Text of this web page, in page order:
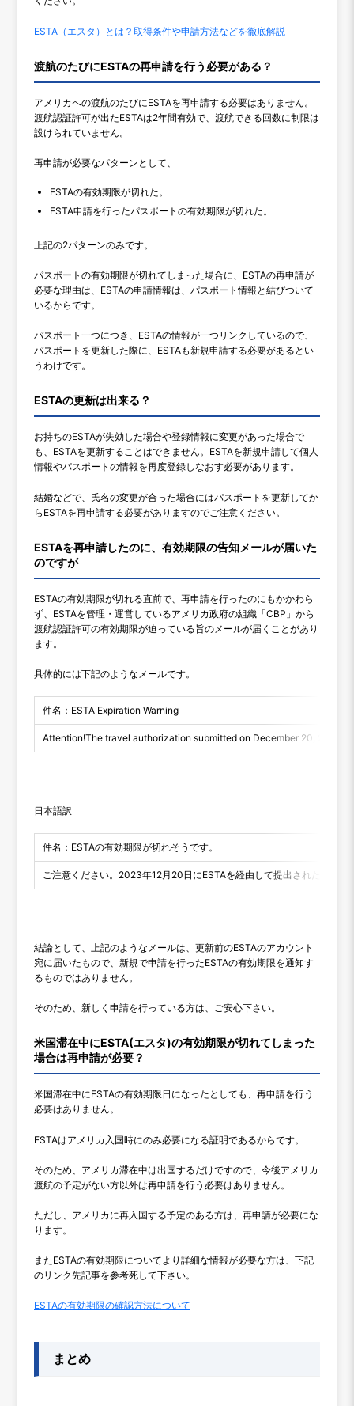
ESTA（エスタ）とは？取得条件や申請方法などを徹底解説
渡航のたびにESTAの再申請を行う必要がある？
アメリカへの渡航のたびにESTAを再申請する必要はありません。
渡航認証許可が出たESTAは2年間有効で、渡航できる回数に制限は
設けられていません。
再申請が必要なパターンとして、
ESTAの有効期限が切れた。
ESTA申請を行ったパスポートの有効期限が切れた。
上記の2パターンのみです。
パスポートの有効期限が切れてしまった場合に、ESTAの再申請が
必要な理由は、ESTAの申請情報は、パスポート情報と結びついて
いるからです。
パスポート一つにつき、ESTAの情報が一つリンクしているので、
パスポートを更新した際に、ESTAも新規申請する必要があるとい
うわけです。
ESTAの更新は出来る？
お持ちのESTAが失効した場合や登録情報に変更があった場合で
も、ESTAを更新することはできません。ESTAを新規申請して個人
情報やパスポートの情報を再度登録しなおす必要があります。
結婚などで、氏名の変更が合った場合にはパスポートを更新してか
らESTAを再申請する必要がありますのでご注意ください。
ESTAを再申請したのに、有効期限の告知メールが届いた
のですが
ESTAの有効期限が切れる直前で、再申請を行ったのにもかかわら
ず、ESTAを管理・運営しているアメリカ政府の組織「CBP」から
渡航認証許可の有効期限が迫っている旨のメールが届くことがあり
ます。
具体的には下記のようなメールです。
件名：ESTA Expiration Warning
Attention!The travel authorization submitted on December 20, 2023
日本語訳
件名：ESTAの有効期限が切れそうです。
ご注意ください。2023年12月20日にESTAを経由して提出された渡航
結論として、上記のようなメールは、更新前のESTAのアカウント
宛に届いたもので、新規で申請を行ったESTAの有効期限を通知す
るものではありません。
そのため、新しく申請を行っている方は、ご安心下さい。
米国滞在中にESTA(エスタ)の有効期限が切れてしまった
場合は再申請が必要？
米国滞在中にESTAの有効期限日になったとしても、再申請を行う
必要はありません。
ESTAはアメリカ入国時にのみ必要になる証明であるからです。
そのため、アメリカ滞在中は出国するだけですので、今後アメリカ
渡航の予定がない方以外は再申請を行う必要はありません。
ただし、アメリカに再入国する予定のある方は、再申請が必要にな
ります。
またESTAの有効期限についてより詳細な情報が必要な方は、下記
のリンク先記事を参考死して下さい。
ESTAの有効期限の確認方法について
まとめ